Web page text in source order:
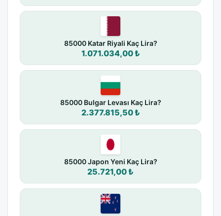
85000 Katar Riyali Kaç Lira?
1.071.034,00 ₺
85000 Bulgar Levası Kaç Lira?
2.377.815,50 ₺
85000 Japon Yeni Kaç Lira?
25.721,00 ₺